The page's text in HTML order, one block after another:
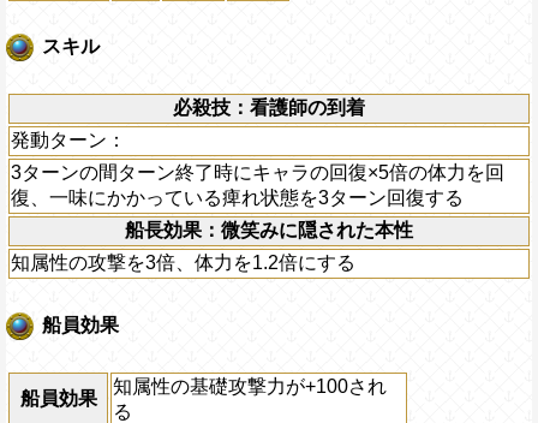
スキル
必殺技：看護師の到着
発動ターン：
3ターンの間ターン終了時にキャラの回復×5倍の体力を回
復、一味にかかっている痺れ状態を3ターン回復する
船長効果：微笑みに隠された本性
知属性の攻撃を3倍、体力を1.2倍にする
船員効果
船員効果
知属性の基礎攻撃力が+100され
る